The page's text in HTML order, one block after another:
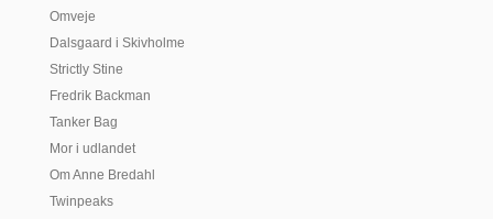
Omveje
Dalsgaard i Skivholme
Strictly Stine
Fredrik Backman
Tanker Bag
Mor i udlandet
Om Anne Bredahl
Twinpeaks